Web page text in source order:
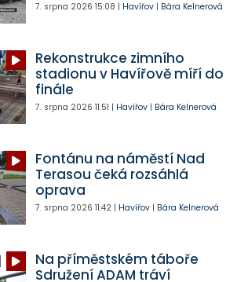
7. srpna 2026 15:08 | Havířov| Bára Kelnerová
Rekonstrukce zimního
stadionu v Havířově míří do
finále
7. srpna 2026 11:51 | Havířov| Bára Kelnerová
Fontánu na náměstí Nad
Terasou čeká rozsáhlá
oprava
7. srpna 2026 11:42| Havířov| Bára Kelnerová
Na příměstském táboře
Sdružení ADAM tráví